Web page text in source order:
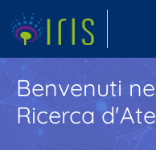
Benvenuti
Ricerca